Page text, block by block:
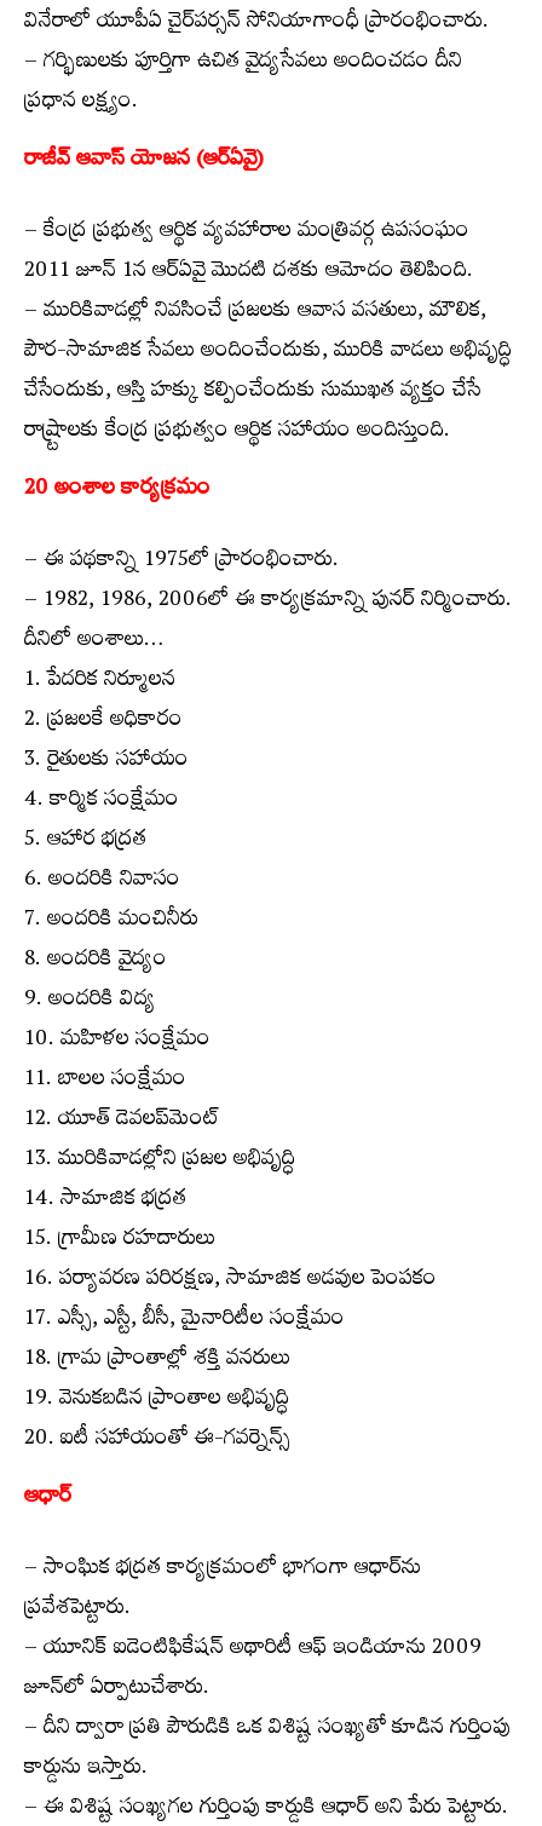
వినేరాలో యూపీఏ చైర్‌పర్సన్ సోనియాగాంధీ ప్రారంభించారు.
– గర్భిణులకు పూర్తిగా ఉచిత వైద్యసేవలు అందించడం దీని
ప్రధాన లక్ష్యం.
రాజీవ్ ఆవాస్ యోజన (ఆర్‌ఏవై)
– కేంద్ర ప్రభుత్వ ఆర్థిక వ్యవహారాల మంత్రివర్గ ఉపసంఘం
2011 జూన్ 1న ఆర్‌ఏవై మొదటి దశకు ఆమోదం తెలిపింది.
– మురికివాడల్లో నివసించే ప్రజలకు ఆవాస వసతులు, మౌలిక,
పౌర-సామాజిక సేవలు అందించేందుకు, మురికి వాడలు అభివృద్ధి
చేసేందుకు, ఆస్తి హక్కు కల్పించేందుకు సుముఖత వ్యక్తం చేసే
రాష్ర్టాలకు కేంద్ర ప్రభుత్వం ఆర్థిక సహాయం అందిస్తుంది.
20 అంశాల కార్యక్రమం
– ఈ పథకాన్ని 1975లో ప్రారంభించారు.
– 1982, 1986, 2006లో ఈ కార్యక్రమాన్ని పునర్ నిర్మించారు.
దీనిలో అంశాలు…
1. పేదరిక నిర్మూలన
2. ప్రజలకే అధికారం
3. రైతులకు సహాయం
4. కార్మిక సంక్షేమం
5. ఆహార భద్రత
6. అందరికి నివాసం
7. అందరికి మంచినీరు
8. అందరికి వైద్యం
9. అందరికి విద్య
10. మహిళల సంక్షేమం
11. బాలల సంక్షేమం
12. యూత్ డెవలప్‌మెంట్
13. మురికివాడల్లోని ప్రజల అభివృద్ధి
14. సామాజిక భద్రత
15. గ్రామీణ రహదారులు
16. పర్యావరణ పరిరక్షణ, సామాజిక అడవుల పెంపకం
17. ఎస్సీ, ఎస్టీ, బీసీ, మైనారిటీల సంక్షేమం
18. గ్రామ ప్రాంతాల్లో శక్తి వనరులు
19. వెనుకబడిన ప్రాంతాల అభివృద్ధి
20. ఐటీ సహాయంతో ఈ-గవర్నెన్స్
ఆధార్
– సాంఘిక భద్రత కార్యక్రమంలో భాగంగా ఆధార్‌ను
ప్రవేశపెట్టారు.
– యూనిక్ ఐడెంటిఫికేషన్ అథారిటీ ఆఫ్ ఇండియాను 2009
జూన్‌లో ఏర్పాటుచేశారు.
– దీని ద్వారా ప్రతి పౌరుడికి ఒక విశిష్ట సంఖ్యతో కూడిన గుర్తింపు
కార్డును ఇస్తారు.
– ఈ విశిష్ట సంఖ్యగల గుర్తింపు కార్డుకి ఆధార్ అని పేరు పెట్టారు.